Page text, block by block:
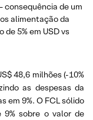
consequência de um
alimentação da
5% em USD vs
48,6 milhões (-10%
as despesas da
em 9%. O FCL sólido
9% sobre o valor de